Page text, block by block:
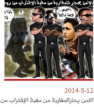
2014-5-12
الامن يحذرالمغاربة من مغبة الإقتراب من